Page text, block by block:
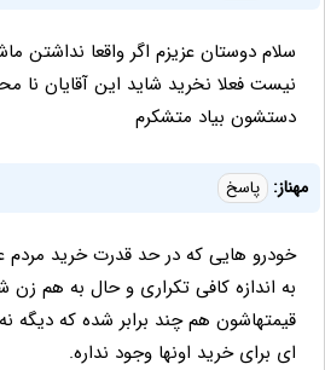
سلام دوستان عزیزم اگر واقعا نداشتن
نیست فعلا نخرید شاید این آقایان نا
دستشون بیاد متشکرم
مهناز: پاسخ
خودرو هایی که در حد قدرت خرید
به اندازه کافی تکراری و حال به هم زن
قیمتهاشون هم چند برابر شده که دیگه
ای برای خرید اونها وجود نداره.